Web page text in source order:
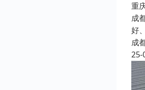
重
成
好
成
25-